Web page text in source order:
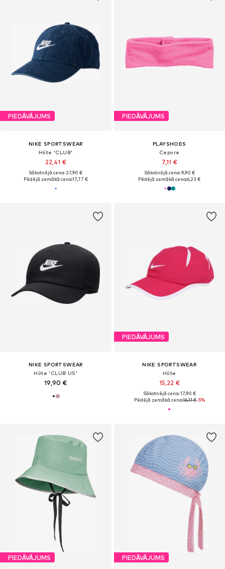
PIEDĀVĀJUMS
NIKE SPORTSWEAR
Hūte 'CLUB'
22,41 €
Sākotnējā cena: 27,90 €
Pēdējā zemākā cena:17,77 €
PIEDĀVĀJUMS
PLAYSHOES
Cepure
7,11 €
Sākotnējā cena: 9,90 €
Pēdējā zemākā cena:6,23 €
NIKE SPORTSWEAR
Hūte 'CLUB US'
19,90 €
PIEDĀVĀJUMS
NIKE SPORTSWEAR
Hūte
15,22 €
Sākotnējā cena: 17,90 €
Pēdējā zemākā cena:16,11 €-5%
PIEDĀVĀJUMS PIEDĀVĀJUMS